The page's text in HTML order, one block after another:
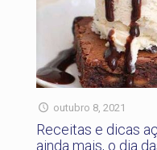
outubro 8, 2021
Receitas e dicas
ainda mais, o dia